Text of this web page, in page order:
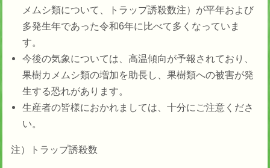
メムシ類について、トラップ誘殺数注）が平年および
多発生年であった令和6年に比べて多くなっていま
す。
今後の気象については、高温傾向が予報されており、
果樹カメムシ類の増加を助長し、果樹類への被害が発
生する恐れがあります。
生産者の皆様におかれましては、十分にご注意くださ
い。
注）トラップ誘殺数